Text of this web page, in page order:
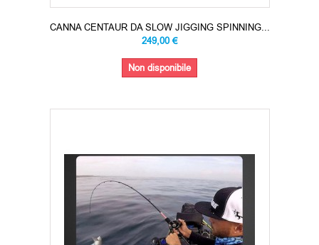
CANNA CENTAUR DA SLOW JIGGING SPINNING...
249,00 €
Non disponibile